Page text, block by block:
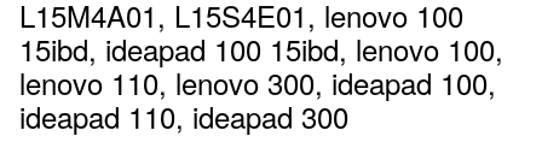
L15M4A01, L15S4E01, lenovo 100
15ibd, ideapad 100 15ibd, lenovo 100,
lenovo 110, lenovo 300, ideapad 100,
ideapad 110, ideapad 300